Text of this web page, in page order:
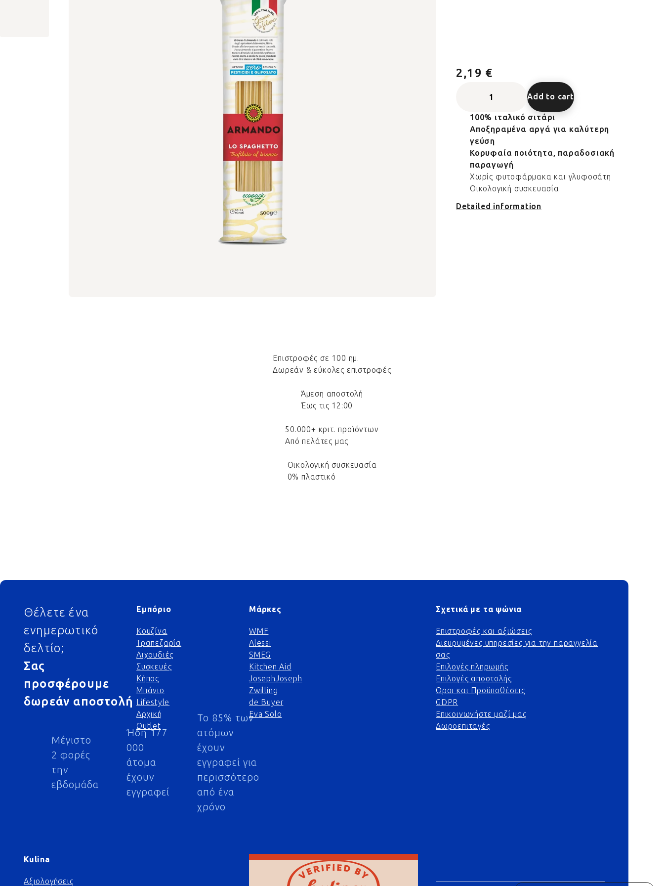
2,19 €
Add to cart
100% ιταλικό σιτάρι
Αποξηραμένα αργά για καλύτερη
γεύση
Κορυφαία ποιότητα, παραδοσιακή
παραγωγή
Χωρίς φυτοφάρμακα και γλυφοσάτη
Οικολογική συσκευασία
Detailed information
Επιστροφές σε 100 ημ.
Δωρεάν & εύκολες επιστροφές
Άμεση αποστολή
Έως τις 12:00
50.000+ κριτ. προϊόντων
Από πελάτες μας
Οικολογική συσκευασία
0% πλαστικό
Footer
Θέλετε ένα
ενημερωτικό
δελτίο;
Σας
προσφέρουμε
δωρεάν αποστολή
Μέγιστο
2 φορές
την
εβδομάδα
Ήδη 177
000
άτομα
έχουν
εγγραφεί
Το 85% των
ατόμων
έχουν
εγγραφεί για
περισσότερο
από ένα
χρόνο
Εμπόριο
Κουζίνα
Τραπεζαρία
Λιχουδιές
Συσκευές
Κήπος
Μπάνιο
Lifestyle
Αρχική
Outlet
Μάρκες
WMF
Alessi
SMEG
Kitchen Aid
JosephJoseph
Zwilling
de Buyer
Eva Solo
Σχετικά με τα ψώνια
Επιστροφές και αξιώσεις
Διευρυμένες υπηρεσίες για την παραγγελία
σας
Επιλογές πληρωμής
Επιλογές αποστολής
Οροι και Προϋποθέσεις
GDPR
Επικοινωνήστε μαζί μας
Δωροεπιταγές
Kulina
Αξιολογήσεις